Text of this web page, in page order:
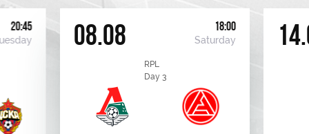
20:45 08.08 18:00
Saturday
RPL
Day 3